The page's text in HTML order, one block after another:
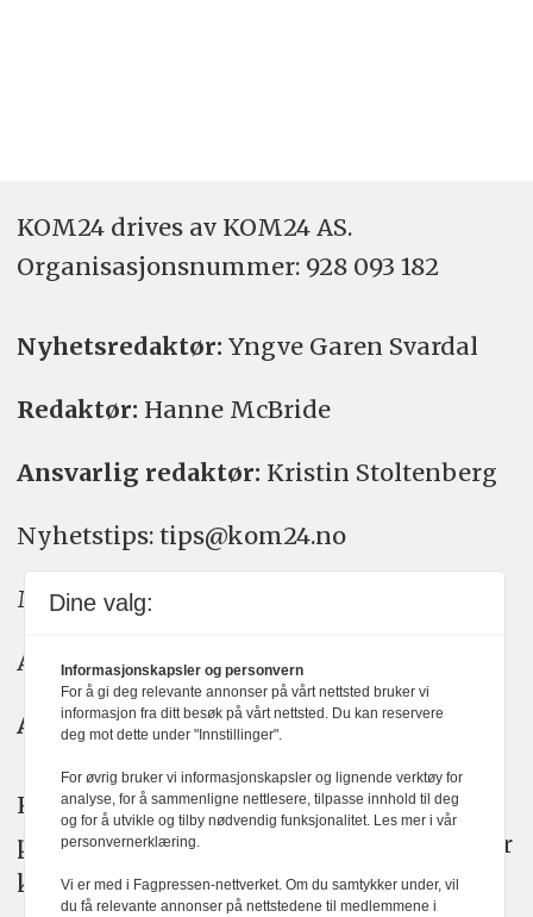
KOM24 drives av KOM24 AS.
Organisasjons­nummer: 928 093 182
Nyhetsredaktør: Yngve Garen Svardal
Redaktør: Hanne McBride
Ansvarlig redaktør: Kristin Stoltenberg
Nyhetstips: tips@kom24.no
Meninger: meninger@kom24.no
Annonse: annonse@watchmedia.no
Abonnement:kom24@watchmedia.no
KOM24 arbeider etter Vær Varsom-
plakatens regler for god presseskikk. Her
kan du lese mer omPFUsarbeid.
Dine valg:
Informasjonskapsler og personvern
For å gi deg relevante annonser på vårt nettsted bruker vi
informasjon fra ditt besøk på vårt nettsted. Du kan reservere
deg mot dette under "Innstillinger".
For øvrig bruker vi informasjonskapsler og lignende verktøy for
analyse, for å sammenligne nettlesere, tilpasse innhold til deg
og for å utvikle og tilby nødvendig funksjonalitet. Les mer i vår
personvernerklæring.
Vi er med i Fagpressen-nettverket. Om du samtykker under, vil
du få relevante annonser på nettstedene til medlemmene i